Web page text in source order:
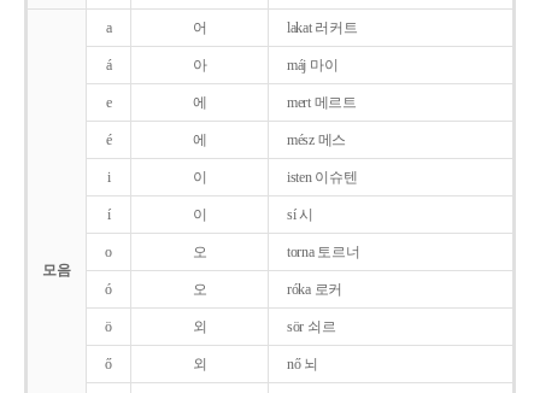
모음
a 어 lakat 러커트
á 아 máj 마이
e 에 mert 메르트
é 에 mész 메스
i 이 isten 이슈텐
í 이 sí 시
o 오 torna 토르너
ó 오 róka 로커
ö 외 sör 쇠르
ő 외 nő 뇌